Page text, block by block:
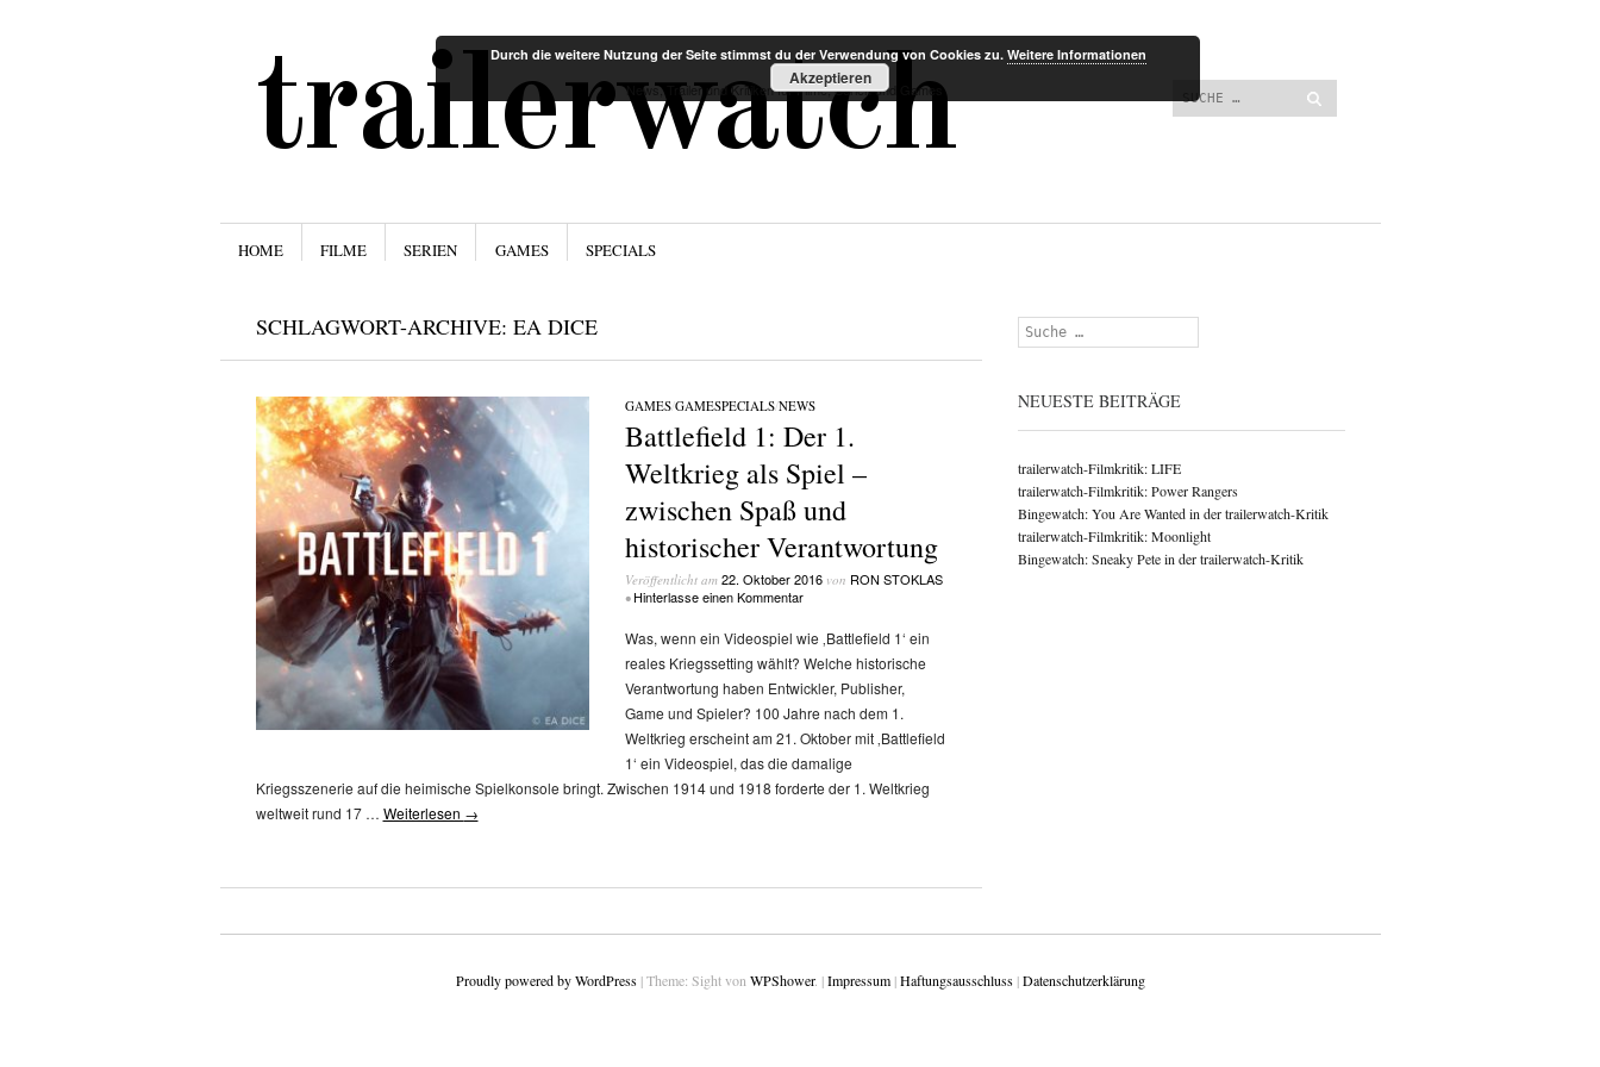
trailerwatch
News, Trailer und Kritiken für Filme, Serien und Games Suchen
Menü
Zum Inhalt springen
ZUM INHALT SPRINGEN
HOME FILME SERIEN GAMES SPECIALS
SCHLAGWORT-ARCHIVE: EA DICE
GAMES/GAMESPECIALS/NEWS
Battlefield 1: Der 1.
Weltkrieg als Spiel –
zwischen Spaß und
historischer Verantwortung
Veröffentlicht am 22. Oktober 2016von RON STOKLAS
• Hinterlasse einen Kommentar
Was, wenn ein Videospiel wie ‚Battlefield 1‘ ein
reales Kriegssetting wählt? Welche historische
Verantwortung haben Entwickler, Publisher,
Game und Spieler? 100 Jahre nach dem 1.
Weltkrieg erscheint am 21. Oktober mit ‚Battlefield
1‘ ein Videospiel, das die damalige
Kriegsszenerie auf die heimische Spielkonsole bringt. Zwischen 1914 und 1918 forderte der 1. Weltkrieg
weltweit rund 17 … Weiterlesen →
Suchen
NEUESTE BEITRÄGE
trailerwatch-Filmkritik: LIFE
trailerwatch-Filmkritik: Power Rangers
Bingewatch: You Are Wanted in der trailerwatch-Kritik
trailerwatch-Filmkritik: Moonlight
Bingewatch: Sneaky Pete in der trailerwatch-Kritik
Proudly powered by WordPress |Theme: Sight von WPShower. |Impressum |Haftungsausschluss |Datenschutzerklärung
Durch die weitere Nutzung der Seite stimmst du der Verwendung von Cookies zu. Weitere Informationen
Akzeptieren